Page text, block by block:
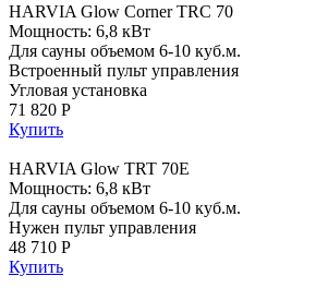
HARVIA Glow Corner TRC 70
Мощность: 6,8 кВт
Для сауны объемом 6-10 куб.м.
Встроенный пульт управления
Угловая установка
71 820 Р
Купить
HARVIA Glow TRT 70E
Мощность: 6,8 кВт
Для сауны объемом 6-10 куб.м.
Нужен пульт управления
48 710 Р
Купить